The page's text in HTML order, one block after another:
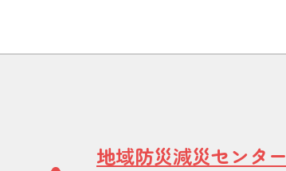
地域防災減災センター